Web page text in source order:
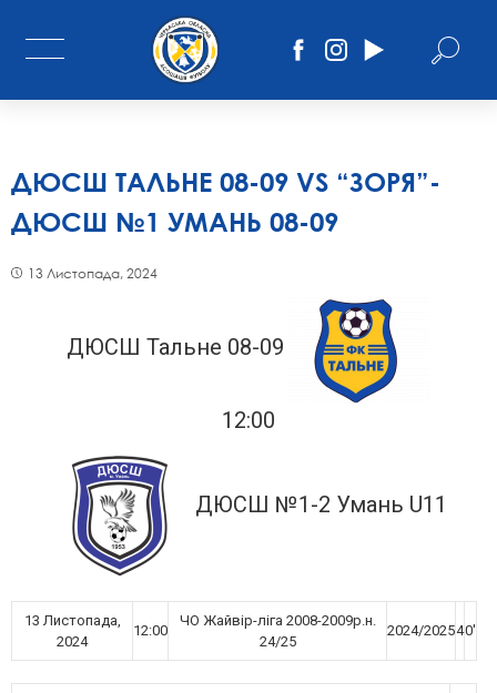
ДЮСШ ТАЛЬНЕ 08-09 VS “ЗОРЯ”-
ДЮСШ №1 УМАНЬ 08-09
13 Листопада, 2024
ДЮСШ Тальне 08-09
12:00
ДЮСШ №1-2 Умань U11
13 Листопада,
2024
12:00
ЧО Жайвір-ліга 2008-2009р.н.
24/25
2024/202540'